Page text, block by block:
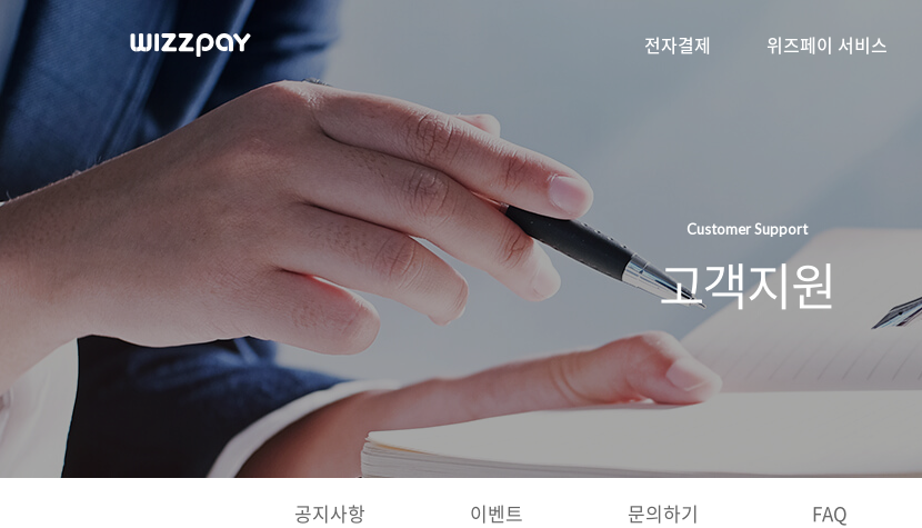
전자결제 위즈페이 서비스
Customer Support
고객지원
공지사항 이벤트 문의하기 FAQ